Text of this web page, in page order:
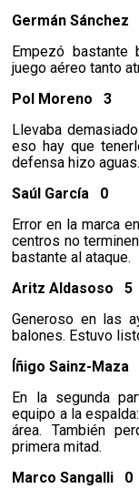
Germán Sánchez
Empezó bastante
juego aéreo tanto
Pol Moreno
3
Llevaba
eso hay que
defensa hizo aguas.
Saúl García
0
Error en la marca
centros no
bastante al ataque.
Aritz Aldasoso 5
Generoso en las
balones. Estuvo
Íñigo Sainz-Maza
En la segunda
equipo a la
área. También
primera mitad.
Marco Sangalli
0